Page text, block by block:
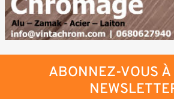
ABONNEZ-VOUS À